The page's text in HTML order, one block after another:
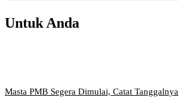
Untuk Anda
Masta PMB Segera Dimulai, Catat Tanggalnya